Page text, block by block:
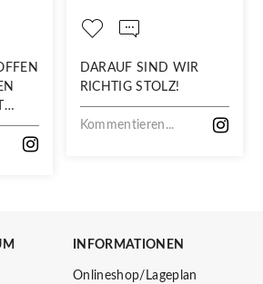
DARAUF SIND WIR
RICHTIG STOLZ!
Kommentieren...
INFORMATIONEN
Onlineshop/Lageplan